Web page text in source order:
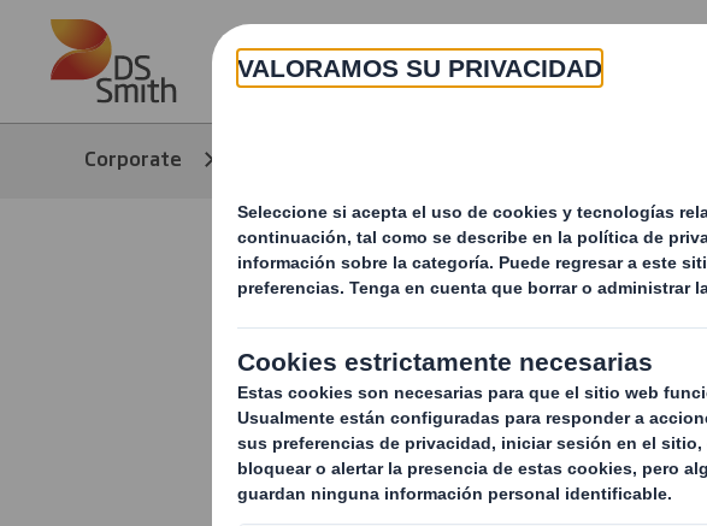
Skip to main content
Acerca de
Corporate Gracias por
Gracias por
nosotros